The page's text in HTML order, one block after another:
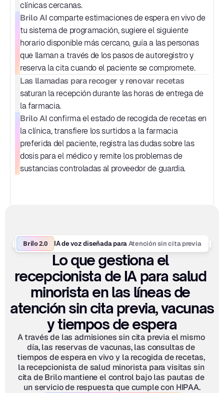
clínicas cercanas.
Brilo AI comparte estimaciones de espera en vivo de
tu sistema de programación, sugiere el siguiente
horario disponible más cercano, guía a las personas
que llaman a través de los pasos de autoregistro y
reserva la cita cuando el paciente se compromete.
Las llamadas para recoger y renovar recetas
saturan la recepción durante las horas de entrega de
la farmacia.
Brilo AI confirma el estado de recogida de recetas en
la clínica, transfiere los surtidos a la farmacia
preferida del paciente, registra las dudas sobre las
dosis para el médico y remite los problemas de
sustancias controladas al proveedor de guardia.
Brilo 2.0 IA de voz diseñada para Atención sin cita previa
Lo que gestiona el
recepcionista de IA para salud
minorista en las líneas de
atención sin cita previa, vacunas
y tiempos de espera
A través de las admisiones sin cita previa el mismo
día, las reservas de vacunas, las consultas de
tiempos de espera en vivo y la recogida de recetas,
la recepcionista de salud minorista para visitas sin
cita de Brilo mantiene el control bajo las pautas de
un servicio de respuesta que cumple con HIPAA.